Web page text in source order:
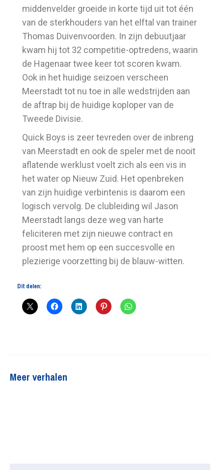
middenvelder groeide in korte tijd uit tot één
van de sterkhouders van het elftal van trainer
Thomas Duivenvoorden. In zijn debuutjaar
kwam hij tot 32 competitie-optredens, waarin
de Hagenaar twee keer tot scoren kwam.
Ook in het huidige seizoen verscheen
Meerstadt tot nu toe in alle wedstrijden aan
de aftrap bij de huidige koploper van de
Tweede Divisie.
Quick Boys is zeer tevreden over de inbreng
van Meerstadt en ook de speler met de nooit
aflatende werklust voelt zich als een vis in
het water op Nieuw Zuid. Het openbreken
van zijn huidige verbintenis is daarom een
logisch vervolg. De clubleiding wil Jason
Meerstadt langs deze weg van harte
feliciteren met zijn nieuwe contract en
proost met hem op een succesvolle en
plezierige voorzetting bij de blauw-witten.
Dit delen:
Meer verhalen